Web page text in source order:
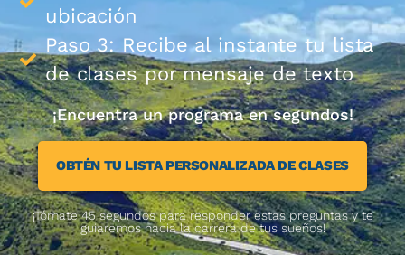
ubicación
Paso 3: Recibe al instante tu lista
de clases por mensaje de texto
¡Encuentra un programa en segundos!
OBTÉN TU LISTA PERSONALIZADA DE CLASES
¡Tómate 45 segundos para responder estas preguntas y te
guiaremos hacia la carrera de tus sueños!